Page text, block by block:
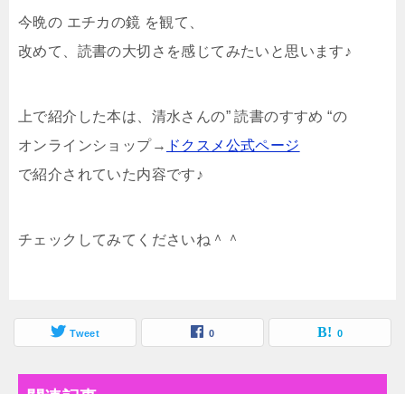
今晩の エチカの鏡 を観て、
改めて、読書の大切さを感じてみたいと思います♪
上で紹介した本は、清水さんの” 読書のすすめ “の
オンラインショップ→ ドクスメ公式ページ
で紹介されていた内容です♪
チェックしてみてくださいね＾＾
Tweet 0 0